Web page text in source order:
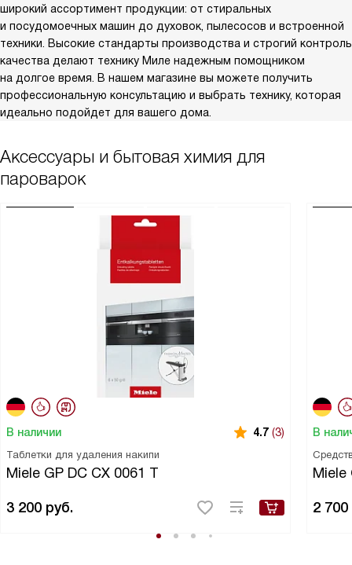
широкий ассортимент продукции: от стиральных
и посудомоечных машин до духовок, пылесосов и встроенной
техники. Высокие стандарты производства и строгий контроль
качества делают технику Миле надежным помощником
на долгое время. В нашем магазине вы можете получить
профессиональную консультацию и выбрать технику, которая
идеально подойдет для вашего дома.
Аксессуары и бытовая химия для
пароварок
В наличии 4.7 (3)
Таблетки для удаления накипи
Miele GP DC CX 0061 T
3 200 руб.
В
Miele
2 700